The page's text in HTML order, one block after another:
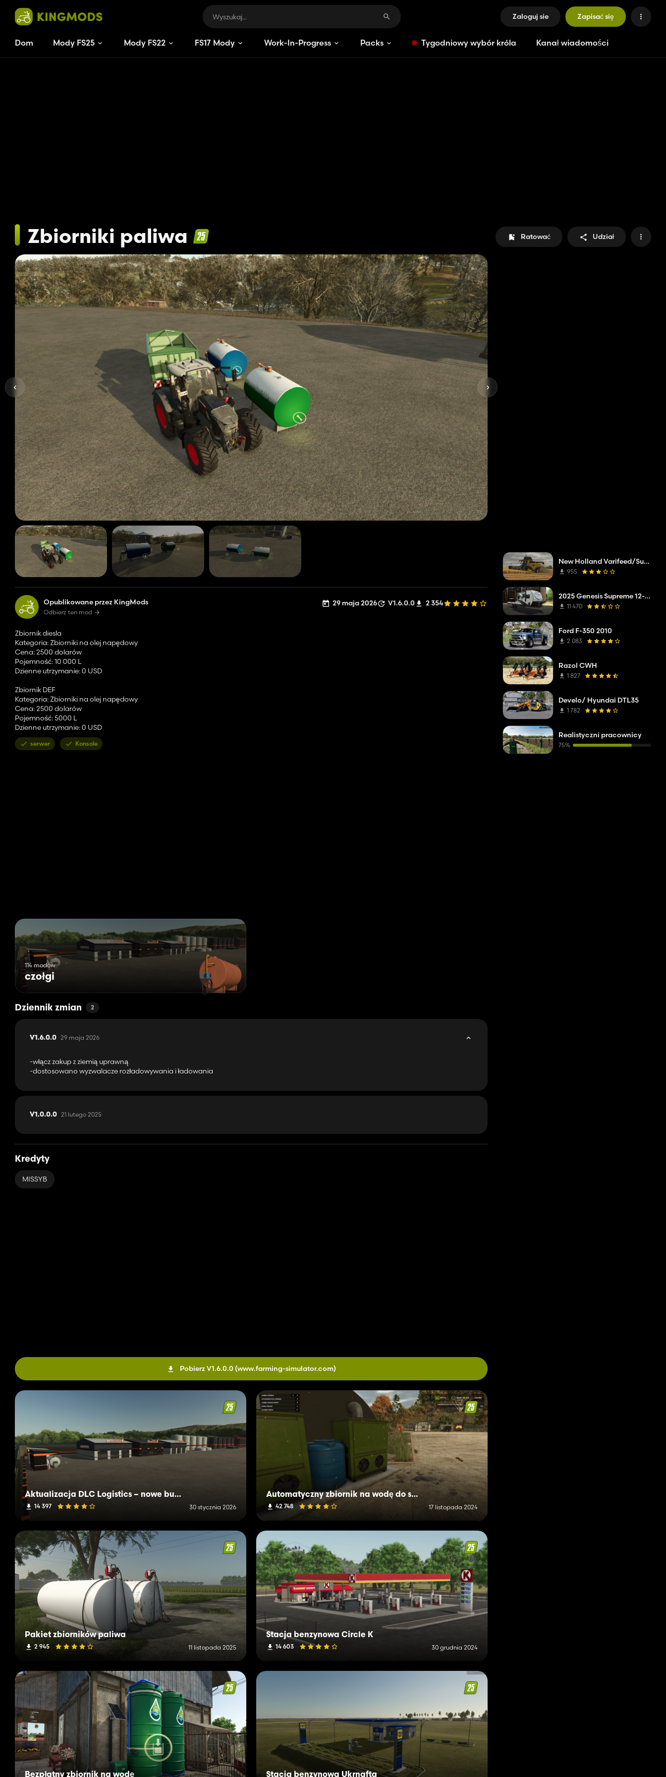
Zaloguj sie Zapisać się
Dom Mody FS25 Mody FS22 FS17 Mody Work-In-Progress Packs Tygodniowy wybór króla Kanał wiadomości
Zbiorniki paliwa Ratować Udział
Opublikowane przez KingMods
Odbierz ten mod
29 maja 2026 V1.6.0.0 2 354
Zbiornik diesla
Kategoria: Zbiorniki na olej napędowy
Cena: 2500 dolarów
Pojemność: 10 000 L
Dzienne utrzymanie: 0 USD
Zbiornik DEF
Kategoria: Zbiorniki na olej napędowy
Cena: 2500 dolarów
Pojemność: 5000 L
Dzienne utrzymanie: 0 USD
serwer Konsole
114 modów
czołgi
Dziennik zmian 2
V1.6.0.0 29 maja 2026
-włącz zakup z ziemią uprawną
-dostosowano wyzwalacze rozładowywania i ładowania
V1.0.0.0 21 lutego 2025
Kredyty
MISSYB
Pobierz V1.6.0.0 (www.farming-simulator.com)
Aktualizacja DLC Logistics – nowe budynki i funkcje w Farming Simulator 25
14 397 30 stycznia 2026
Automatyczny zbiornik na wodę do szklarni i zwierząt
42 748 17 listopada 2024
Pakiet zbiorników paliwa
2 945 11 listopada 2025
Stacja benzynowa Circle K
14 603 30 grudnia 2024
Bezpłatny zbiornik na wodę Stacja benzynowa Ukrnafta
New Holland Varifeed/Superflex
955
2025 Genesis Supreme 12-14.6RB Toy Hauler
11 470
Ford F-350 2010
2 083
Razol CWH
1 827
Develo/ Hyundai DTL35
1 782
Realistyczni pracownicy
75%